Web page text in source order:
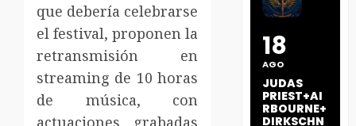
que debería celebrarse
el festival, proponen la
retransmisión en
streaming de 10 horas
de música, con
actuaciones grabadas
18
AGO
JUDAS
PRIEST+AI
RBOURNE+
DIRKSCHN